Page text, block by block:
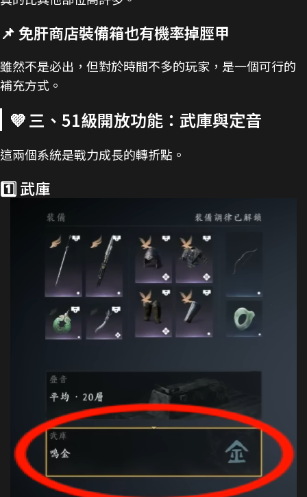
📌 免肝商店裝備箱也有機率掉脛甲
雖然不是必出，但對於時間不多的玩家，是一個可行的
補充方式。
💜 三、51級開放功能：武庫與定音
這兩個系統是戰力成長的轉折點。
1️⃣ 武庫